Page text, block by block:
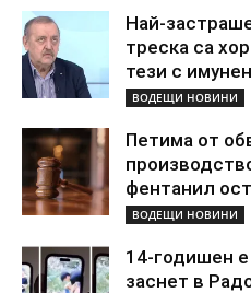
Най-
треска са
тези с
ВОДЕЩИ НОВИНИ
Петима от
фентанил
ВОДЕЩИ НОВИНИ
14-годишен
заснет в